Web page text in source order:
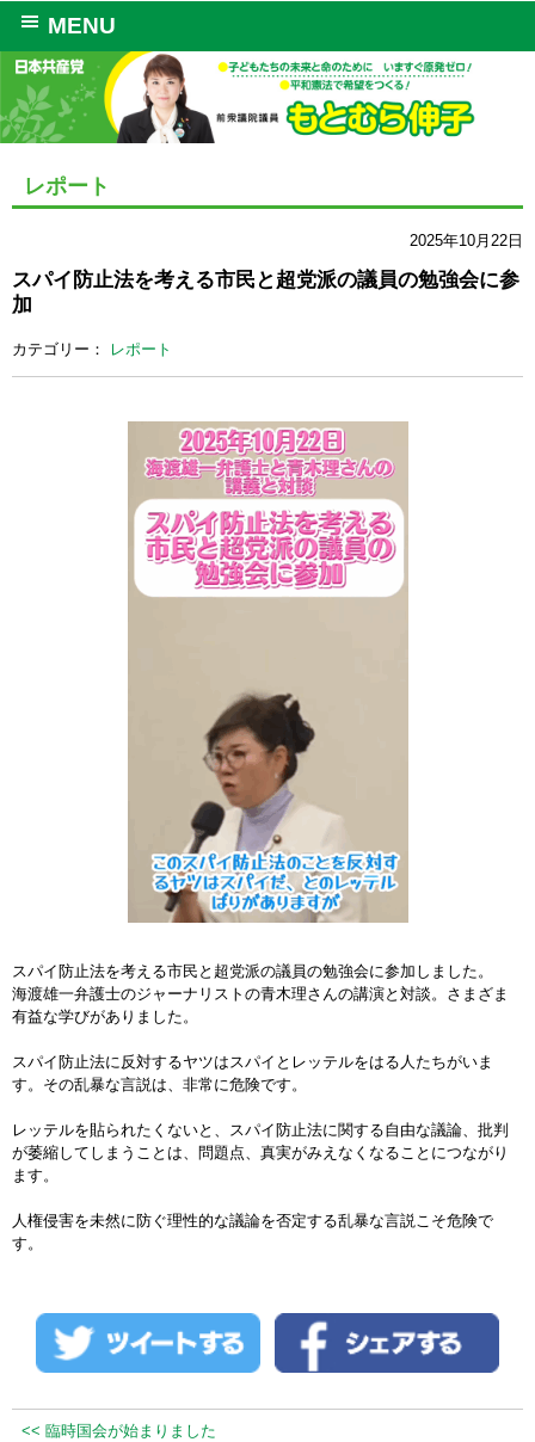
MENU
レポート
2025年10月22日
スパイ防止法を考える市民と超党派の議員の勉強会に参
加
カテゴリー： レポート
スパイ防止法を考える市民と超党派の議員の勉強会に参加しました。
海渡雄一弁護士のジャーナリストの青木理さんの講演と対談。さまざま
有益な学びがありました。
スパイ防止法に反対するヤツはスパイとレッテルをはる人たちがいま
す。その乱暴な言説は、非常に危険です。
レッテルを貼られたくないと、スパイ防止法に関する自由な議論、批判
が萎縮してしまうことは、問題点、真実がみえなくなることにつながり
ます。
人権侵害を未然に防ぐ理性的な議論を否定する乱暴な言説こそ危険で
す。
<< 臨時国会が始まりました